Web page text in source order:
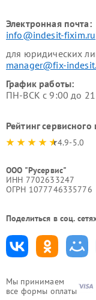
Мы принимаем
все формы оплаты
Электронная почта:
info@indesit-fixim.ru
для юридических
manager@fix-
График работы:
ПН-ВСК с 9:00 до
Рейтинг сервисного
4.9-5.0
ООО "Русервис"
ИНН 7702633247
ОГРН 1077746335776
Поделиться в соц.